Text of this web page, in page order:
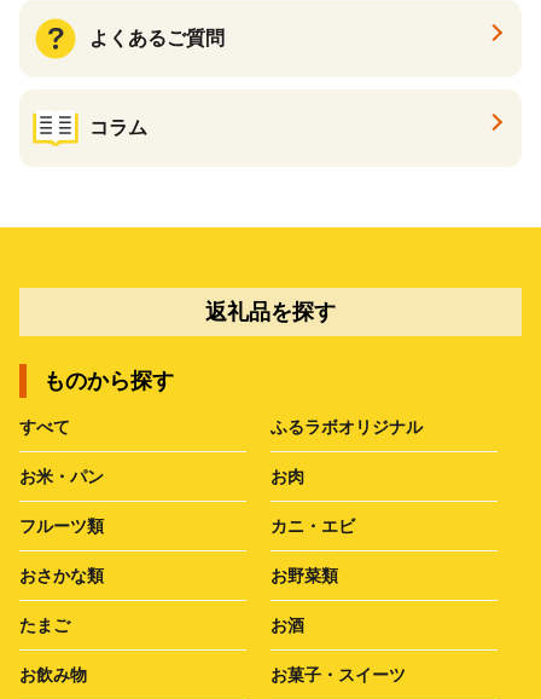
よくあるご質問
コラム
返礼品を探す
ものから探す
すべて ふるラボオリジナル
お米・パン お肉
フルーツ類 カニ・エビ
おさかな類 お野菜類
たまご お酒
お飲み物 お菓子・スイーツ